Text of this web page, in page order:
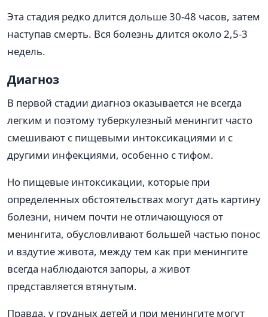
Эта стадия редко длится дольше 30-48 часов, затем
наступав смерть. Вся болезнь длится около 2,5-3
недель.
Диагноз
В первой стадии диагноз оказывается не всегда
легким и поэтому туберкулезный менингит часто
смешивают с пищевыми интоксикациями и с
другими инфекциями, особенно с тифом.
Но пищевые интоксикации, которые при
определенных обстоятельствах могут дать картину
болезни, ничем почти не отличающуюся от
менингита, обусловливают большей частью понос
и вздутие живота, между тем как при менингите
всегда наблюдаются запоры, а живот
представляется втянутым.
Правда, у грудных детей и при менингите могут